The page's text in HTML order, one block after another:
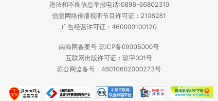
违法和不良信息举报电话:0898-66802310
信息网络传播视听节目许可证：2108281
广告经营许可证：460000100120
南海网备案号 琼ICP备09005000号
互联网出版许可证：琼字001号
琼公网监备号：46010602000273号